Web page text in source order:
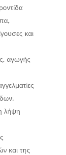
και
αγωγής
λήψη
και της